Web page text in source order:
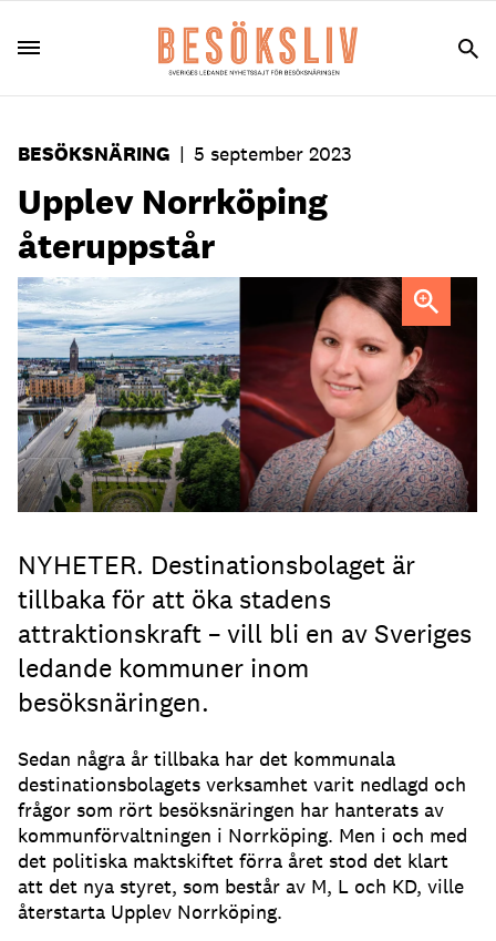
BESÖKSNÄRING | 5 september 2023
Upplev Norrköping
återuppstår
Lisa Lindgren, tillförordnad vd för Upplev Norrköping.
Foto: Pressbilder
NYHETER. Destinationsbolaget är
tillbaka för att öka stadens
attraktionskraft – vill bli en av Sveriges
ledande kommuner inom
besöksnäringen.
Sedan några år tillbaka har det kommunala
destinationsbolagets verksamhet varit nedlagd och
frågor som rört besöksnäringen har hanterats av
kommunförvaltningen i Norrköping. Men i och med
det politiska maktskiftet förra året stod det klart
att det nya styret, som består av M, L och KD, ville
återstarta Upplev Norrköping.